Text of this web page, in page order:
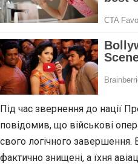
Під час звернення до нації
повідомив, що військові
свого логічного
фактично знищені, а їхня